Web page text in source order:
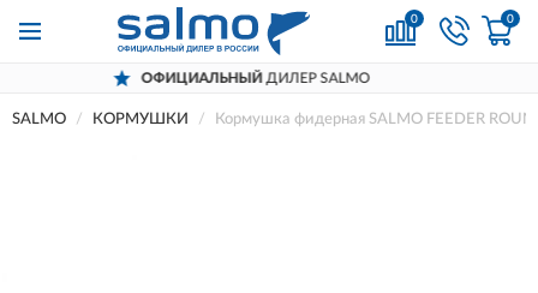
0 0
ОФИЦИАЛЬНЫЙДИЛЕР SALMO
SALMO КОРМУШКИ Кормушка фидерная SALMO FEEDER